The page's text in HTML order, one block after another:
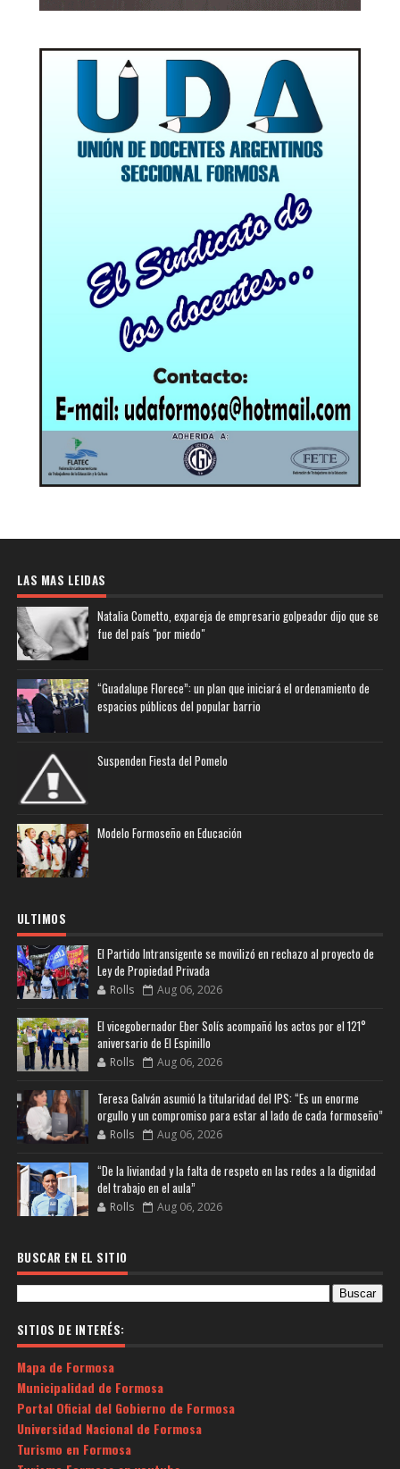
LAS MAS LEIDAS
Natalia Cometto, expareja de empresario golpeador dijo que se
fue del país "por miedo"
“Guadalupe Florece”: un plan que iniciará el ordenamiento de
espacios públicos del popular barrio
Suspenden Fiesta del Pomelo
Modelo Formoseño en Educación
ULTIMOS
El Partido Intransigente se movilizó en rechazo al proyecto de
Ley de Propiedad Privada
Rolls Aug 06, 2026
El vicegobernador Eber Solís acompañó los actos por el 121°
aniversario de El Espinillo
Rolls Aug 06, 2026
Teresa Galván asumió la titularidad del IPS: “Es un enorme
orgullo y un compromiso para estar al lado de cada formoseño”
Rolls Aug 06, 2026
“De la liviandad y la falta de respeto en las redes a la dignidad
del trabajo en el aula”
Rolls Aug 06, 2026
BUSCAR EN EL SITIO
SITIOS DE INTERÉS:
Mapa de Formosa
Municipalidad de Formosa
Portal Oficial del Gobierno de Formosa
Universidad Nacional de Formosa
Turismo en Formosa